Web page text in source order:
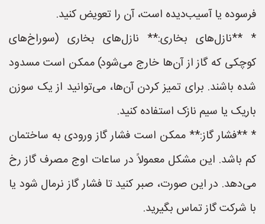
فرسوده یا آسیب‌دیده است، آن را تعویض کنید.
* **نازل‌های بخاری:** نازل‌های بخاری (سوراخ‌های
کوچکی که گاز از آن‌ها خارج می‌شود) ممکن است مسدود
شده باشند. برای تمیز کردن آن‌ها، می‌توانید از یک سوزن
باریک یا سیم نازک استفاده کنید.
* **فشار گاز:** ممکن است فشار گاز ورودی به ساختمان
کم باشد. این مشکل معمولاً در ساعات اوج مصرف گاز رخ
می‌دهد. در این صورت، صبر کنید تا فشار گاز نرمال شود یا
با شرکت گاز تماس بگیرید.